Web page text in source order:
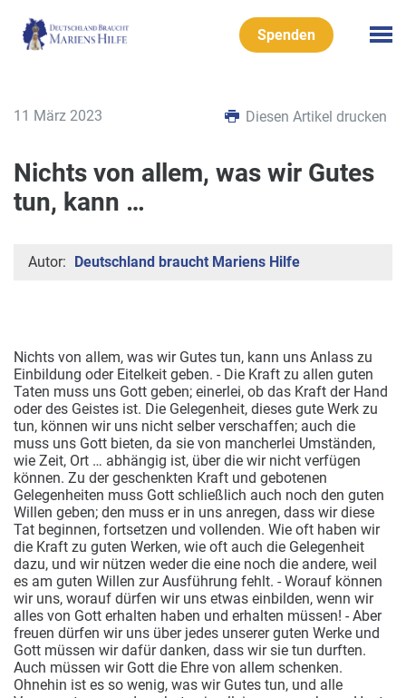
Spenden
11 März 2023 Diesen Artikel drucken
Nichts von allem, was wir Gutes
tun, kann …
Autor: Deutschland braucht Mariens Hilfe
Nichts von allem, was wir Gutes tun, kann uns Anlass zu
Einbildung oder Eitelkeit geben. - Die Kraft zu allen guten
Taten muss uns Gott geben; einerlei, ob das Kraft derHand
oder des Geistes ist. Die Gelegenheit, dieses gute Werk zu
tun, können wir uns nicht selber verschaffen; auch die
muss uns Gott bieten, da sie von mancherlei Umständen,
wie Zeit, Ort … abhängig ist, über die wir nicht verfügen
können. Zu der geschenkten Kraft und gebotenen
Gelegenheiten muss Gott schließlich auch noch den guten
Willen geben; den muss er in uns anregen, dass wir diese
Tat beginnen, fortsetzen und vollenden. Wie oft haben wir
die Kraft zu guten Werken, wie oft auch die Gelegenheit
dazu, und wir nützen weder die eine noch die andere, weil
es am guten Willen zur Ausführung fehlt. - Worauf können
wir uns, worauf dürfen wir uns etwas einbilden, wenn wir
alles von Gott erhalten haben und erhalten müssen! - Aber
freuen dürfen wir uns über jedes unserer guten Werke und
Gott müssen wir dafür danken, dass wir sie tun durften.
Auch müssen wir Gott die Ehre von allem schenken.
Ohnehin ist es so wenig, was wir Gutes tun, und alle